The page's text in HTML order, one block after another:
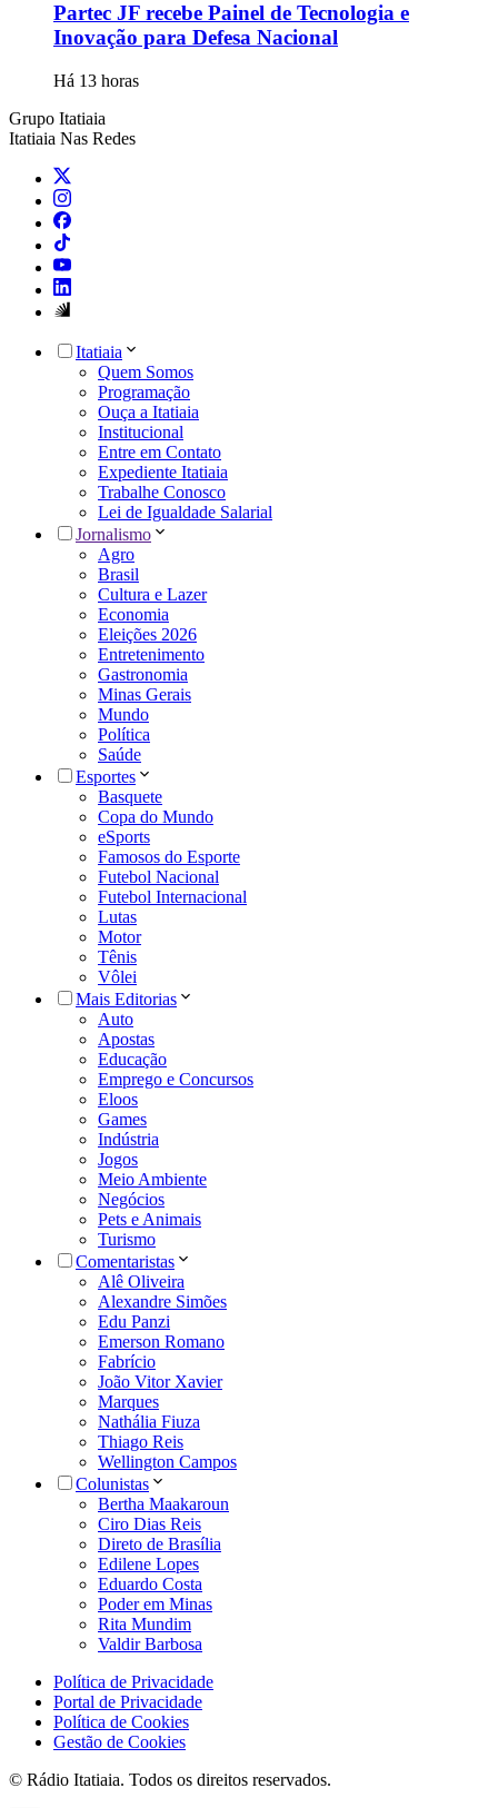
Partec JF recebe Painel de Tecnologia e
Inovação para Defesa Nacional
Há 13 horas
Grupo Itatiaia
Itatiaia Nas Redes
Itatiaia
Quem Somos
Programação
Ouça a Itatiaia
Institucional
Entre em Contato
Expediente Itatiaia
Trabalhe Conosco
Lei de Igualdade Salarial
Jornalismo
Agro
Brasil
Cultura e Lazer
Economia
Eleições 2026
Entretenimento
Gastronomia
Minas Gerais
Mundo
Política
Saúde
Esportes
Basquete
Copa do Mundo
eSports
Famosos do Esporte
Futebol Nacional
Futebol Internacional
Lutas
Motor
Tênis
Vôlei
Mais Editorias
Auto
Apostas
Educação
Emprego e Concursos
Eloos
Games
Indústria
Jogos
Meio Ambiente
Negócios
Pets e Animais
Turismo
Comentaristas
Alê Oliveira
Alexandre Simões
Edu Panzi
Emerson Romano
Fabrício
João Vitor Xavier
Marques
Nathália Fiuza
Thiago Reis
Wellington Campos
Colunistas
Bertha Maakaroun
Ciro Dias Reis
Direto de Brasília
Edilene Lopes
Eduardo Costa
Poder em Minas
Rita Mundim
Valdir Barbosa
Política de Privacidade
Portal de Privacidade
Política de Cookies
Gestão de Cookies
© Rádio Itatiaia. Todos os direitos reservados.